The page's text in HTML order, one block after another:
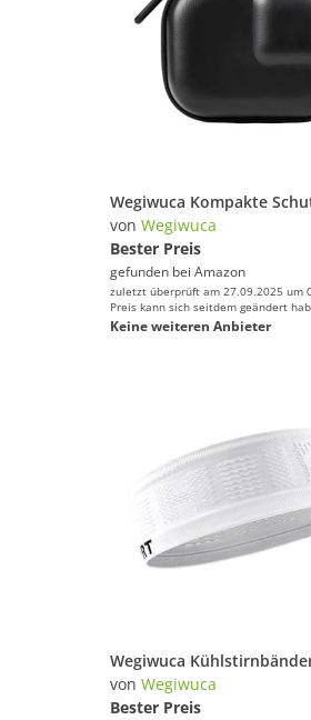
von Wegiwuca
Bester Preis
gefunden bei Amazon
zuletzt überprüft am 27.09.2025 um
Preis kann sich seitdem geändert
Keine weiteren Anbieter
von Wegiwuca
Bester Preis